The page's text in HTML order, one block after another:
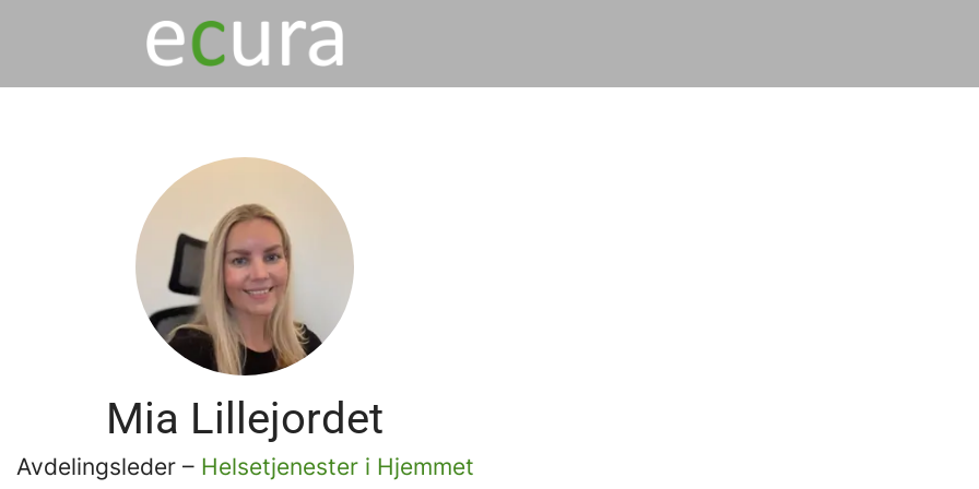
Mia Lillejordet
Avdelingsleder – Helsetjenester i Hjemmet